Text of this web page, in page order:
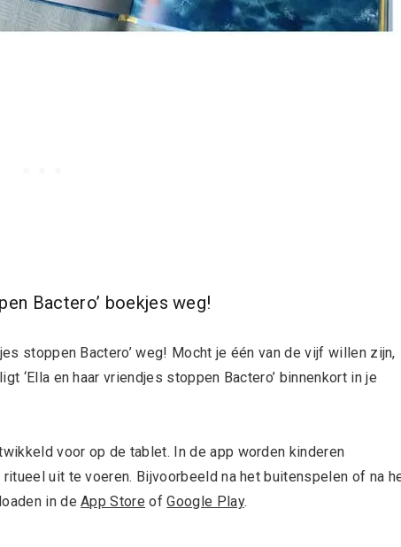
Bactero’ boekjes weg!
stoppen Bactero’ weg! Mocht je één van de vijf willen zijn,
‘Ella en haar vriendjes stoppen Bactero’ binnenkort in je
voor op de tablet. In de app worden kinderen
uit te voeren. Bijvoorbeeld na het buitenspelen of na
in deApp Store ofGoogle Play.